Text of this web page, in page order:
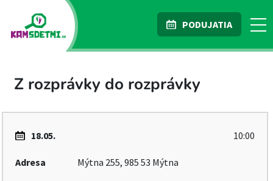
PODUJATIA
Z rozprávky do rozprávky
18.05. 10:00
Adresa Mýtna 255, 985 53 Mýtna